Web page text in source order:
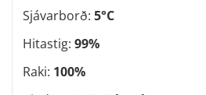
Sjávarborð: 5°C
Hitastig: 99%
Raki: 100%